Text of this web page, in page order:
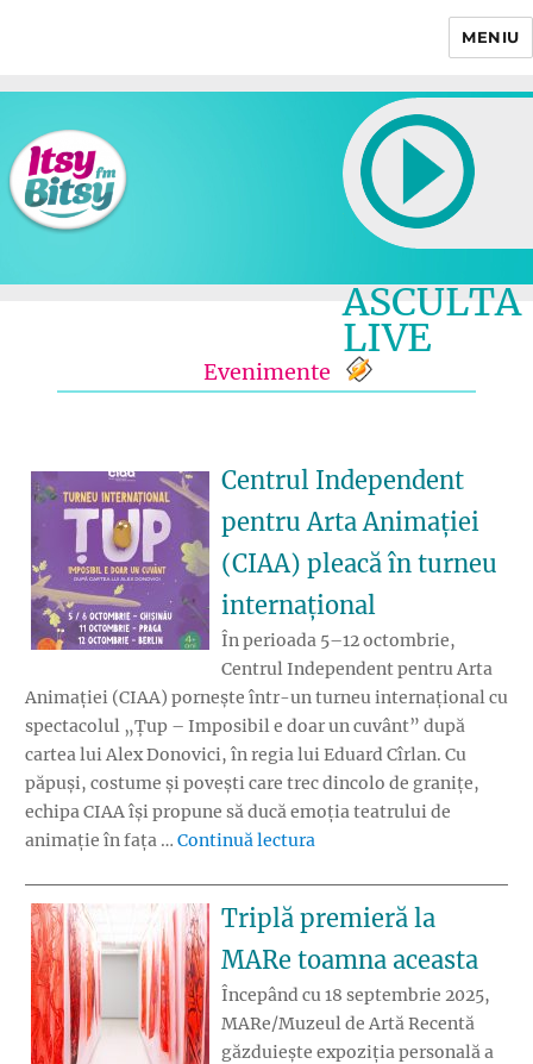
MENIU
ASCULTA
LIVE
Evenimente
Centrul Independent
pentru Arta Animației
(CIAA) pleacă în turneu
internațional
În perioada 5–12 octombrie,
Centrul Independent pentru Arta
Animației (CIAA) pornește într-un turneu internațional cu
spectacolul „Țup – Imposibil e doar un cuvânt” după
cartea lui Alex Donovici, în regia lui Eduard Cîrlan. Cu
păpuși, costume și povești care trec dincolo de granițe,
echipa CIAA își propune să ducă emoția teatrului de
animație în fața … Continuă lectura
Triplă premieră la
MARe toamna aceasta
Începând cu 18 septembrie 2025,
MARe/Muzeul de Artă Recentă
găzduiește expoziția personală a